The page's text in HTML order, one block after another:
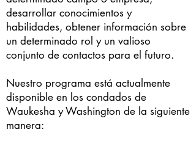
desarrollar conocimientos y
habilidades, obtener información sobre
un determinado rol y un valioso
conjunto de contactos para el futuro.
Nuestro programa está actualmente
disponible en los condados de
Waukesha y Washington de la siguiente
manera: